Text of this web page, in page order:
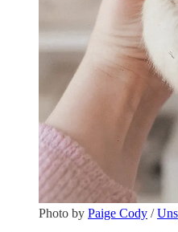
Photo by Paige Cody /